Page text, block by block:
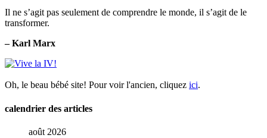
Il ne s’agit pas seulement de comprendre le monde, il s’agit de le
transformer.
– Karl Marx
Oh, le beau bébé site! Pour voir l'ancien, cliquez ici.
calendrier des articles
août 2026